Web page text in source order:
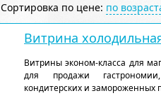
Сортировка по цене: по
Витрина
Витрины эконом-класса для
для продажи
кондитерских и замороженных